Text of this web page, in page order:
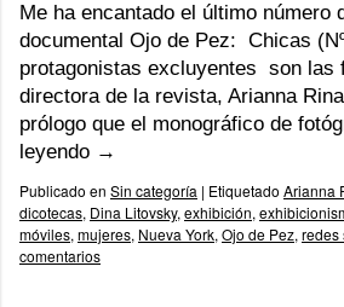
Me ha encantado el último número
documental Ojo de Pez: Chicas
protagonistas excluyentes son las
directora de la revista, Arianna
prólogo que el monográfico de
leyendo →
Publicado en Sin categoría | Etiquetado Arianna
dicotecas, Dina Litovsky, exhibición,
móviles, mujeres, Nueva York, Ojo de Pez, redes
comentarios